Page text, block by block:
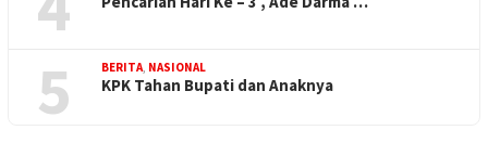
5 BERITA NASIONAL
KPK Tahan Bupati dan Anaknya